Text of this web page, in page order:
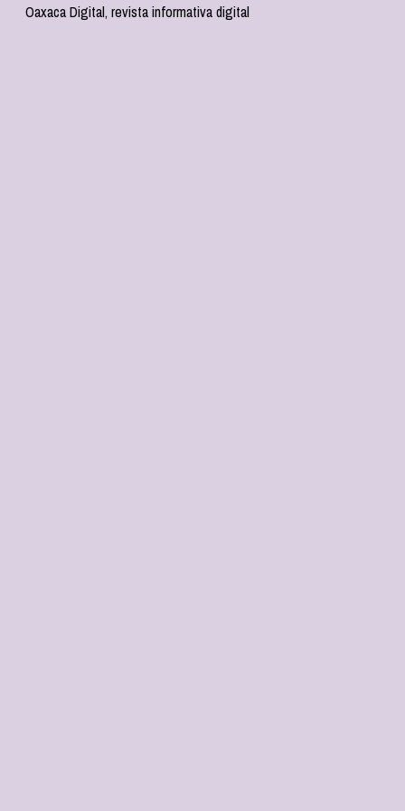
Oaxaca Digital, revista informativa digital